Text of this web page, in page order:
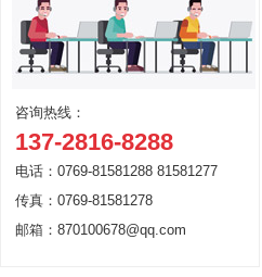
咨询热线：
137-2816-8288
电话：0769-81581288 81581277
传真：0769-81581278
邮箱：870100678@qq.com